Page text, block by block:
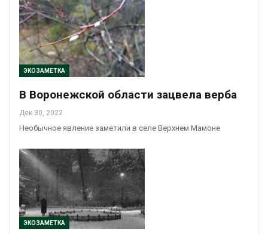
ЭКОЗАМЕТКА
В Воронежской области зацвела верба
Дек 30, 2022
Необычное явление заметили в селе Верхнем Мамоне
ЭКОЗАМЕТКА